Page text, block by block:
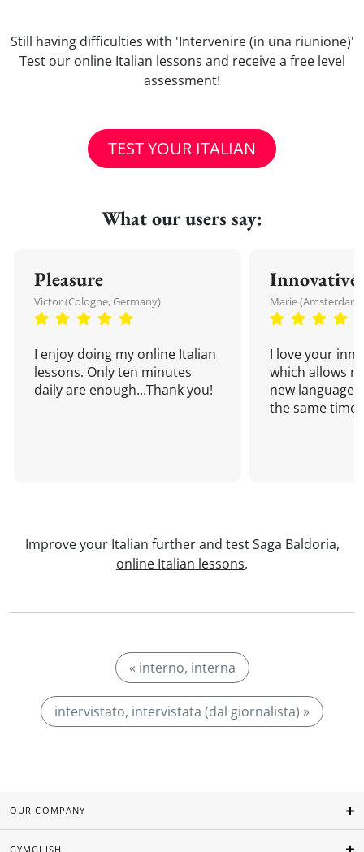
Still having difficulties with 'Intervenire (in una riunione)'
Test our online Italian lessons and receive a free level
assessment!
TEST YOUR ITALIAN
What our users say:
Pleasure
Victor (Cologne, Germany)
I enjoy doing my online Italian
lessons. Only ten minutes
daily are enough...Thank you!
Innovative
Marie
I love your
which allows
new language
the same time!
Improve your Italian further and test Saga Baldoria,
online Italian lessons.
« interno, interna
intervistato, intervistata (dal giornalista) »
OUR COMPANY
GYMGLISH